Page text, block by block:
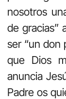
nosotros
de gracias”
ser “un don
que Dios
anuncia
Padre os